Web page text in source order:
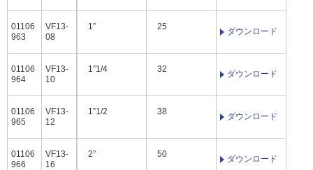
01106
963
VF13-
08
01106
964
VF13-
10
01106
965
VF13-
12
01106
966
VF13-
16
1” 25
1”1/4 32
1”1/2 38
2” 50
ダウンロード
ダウンロード
ダウンロード
ダウンロード